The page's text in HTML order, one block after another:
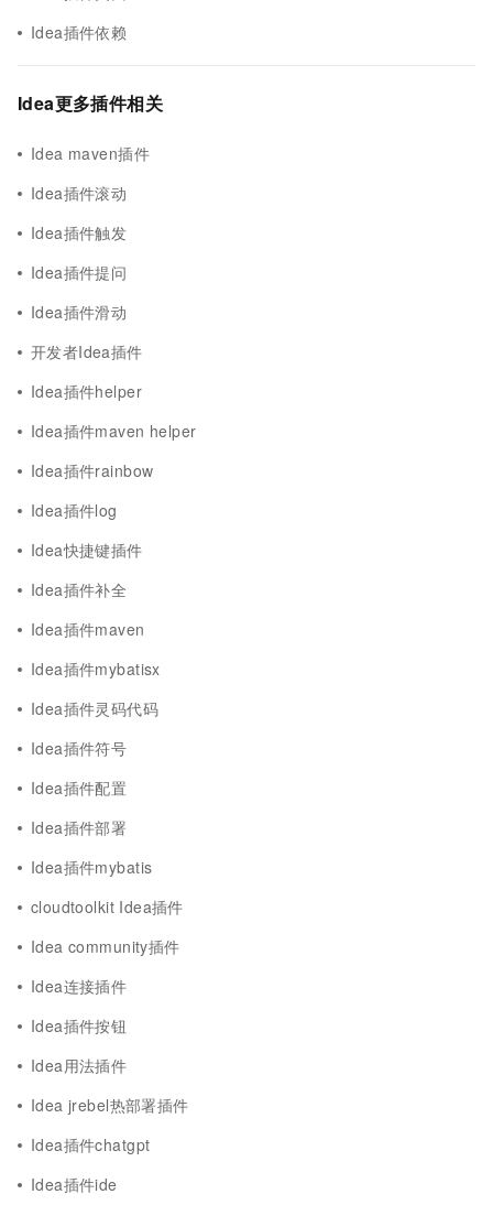
Idea插件依赖
Idea更多插件相关
Idea maven插件
Idea插件滚动
Idea插件触发
Idea插件提问
Idea插件滑动
开发者Idea插件
Idea插件helper
Idea插件maven helper
Idea插件rainbow
Idea插件log
Idea快捷键插件
Idea插件补全
Idea插件maven
Idea插件mybatisx
Idea插件灵码代码
Idea插件符号
Idea插件配置
Idea插件部署
Idea插件mybatis
cloudtoolkit Idea插件
Idea community插件
Idea连接插件
Idea插件按钮
Idea用法插件
Idea jrebel热部署插件
Idea插件chatgpt
Idea插件ide